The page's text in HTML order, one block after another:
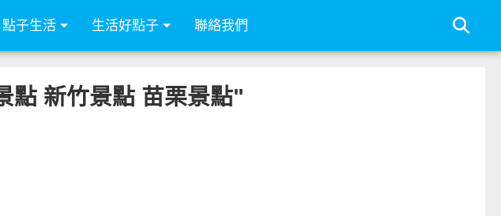
點子生活 生活好點子 聯絡我們
點 新竹景點 苗栗景點"